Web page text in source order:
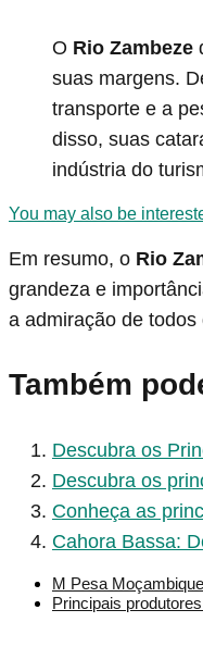
O Rio Zambeze
suas margens.
transporte e a
disso, suas
indústria do
You may also be
Em resumo, o Rio
grandeza e
a admiração de
Também
Descubra os
Descubra os
Conheça as
Cahora Bassa:
M Pesa
Principais